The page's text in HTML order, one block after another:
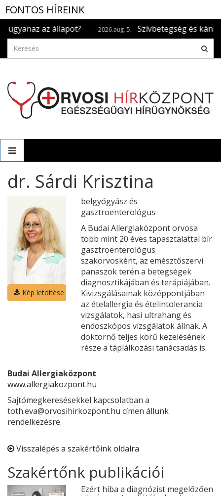
FONTOS HÍREINK
az állapot? 2026.aug. 5. Szívbetegség és kánikula:
dr. Sárdi Krisztina
Kép letöltése
belgyógyász és
gasztroenterológus
A Budai Allergiaközpont orvosa
több mint 20 éves tapasztalattal bír
gasztroenterológus
szakorvosként, az emésztőszervi
panaszok terén a betegségek
diagnosztikájában és terápiájában.
Kivizsgálásainak középpontjában
az ételallergia és ételintolerancia
vizsgálatok, hasi ultrahang és
endoszkópos vizsgálatok állnak. A
doktornő teljes körű kezelésének
része a táplálkozási tanácsadás is.
Budai Allergiaközpont
www.allergiakozpont.hu
Sajtómegkeresésekkel kapcsolatban a
toth.eva@orvosihirkozpont.hu címen állunk
rendelkezésre.
Visszalépés a szakértőink oldalra
Szakértőnk publikációi
Ezért hiba a diagnózist megelőzően